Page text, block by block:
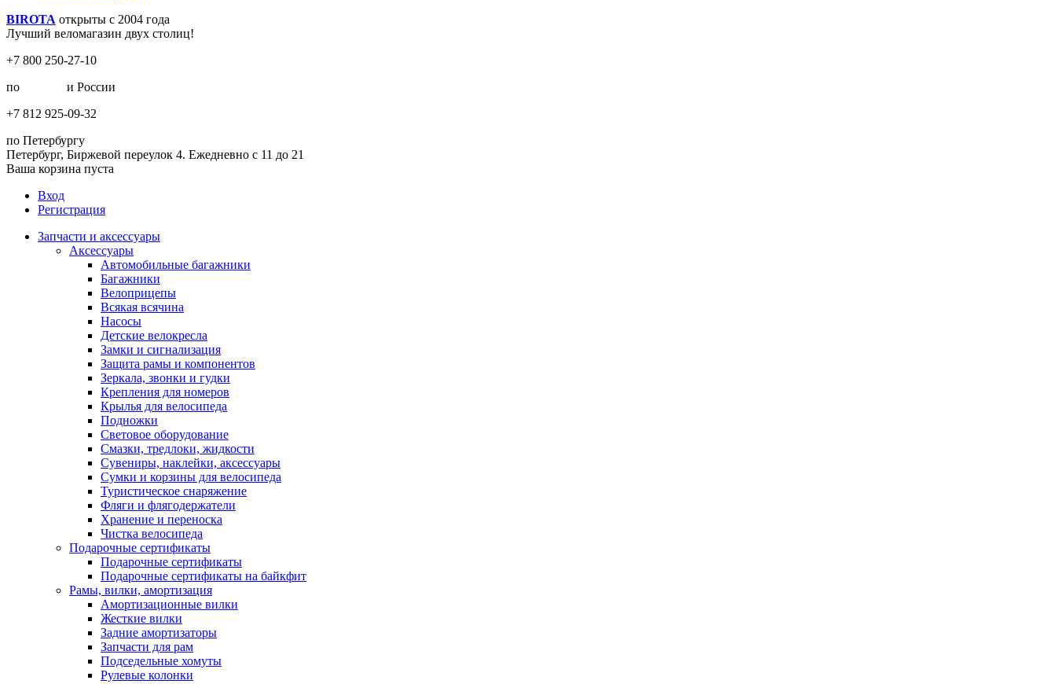
BIROTA открыты с 2004 года
Лучший веломагазин двух столиц!
+7 800 250-27-10
по
и России
+7 812 925-09-32
по Петербургу
Петербург, Биржевой переулок 4. Ежедневно с 11 до 21
Ваша корзина пуста
Вход
Регистрация
Запчасти и аксессуары
Аксессуары
Автомобильные багажники
Багажники
Велоприцепы
Всякая всячина
Насосы
Детские велокресла
Замки и сигнализация
Защита рамы и компонентов
Зеркала, звонки и гудки
Крепления для номеров
Крылья для велосипеда
Подножки
Световое оборудование
Смазки, тредлоки, жидкости
Сувениры, наклейки, аксессуары
Сумки и корзины для велосипеда
Туристическое снаряжение
Фляги и флягодержатели
Хранение и переноска
Чистка велосипеда
Подарочные сертификаты
Подарочные сертификаты
Подарочные сертификаты на байкфит
Рамы, вилки, амортизация
Амортизационные вилки
Жесткие вилки
Задние амортизаторы
Запчасти для рам
Подседельные хомуты
Рулевые колонки